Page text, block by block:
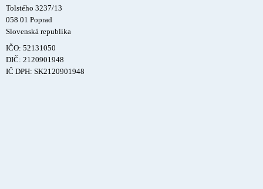
Tolstého 3237/13
058 01 Poprad
Slovenská republika
IČO: 52131050
DIČ: 2120901948
IČ DPH: SK2120901948